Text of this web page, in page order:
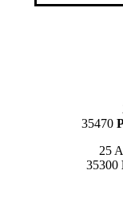
35470
25
35300